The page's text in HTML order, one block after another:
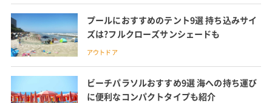
プールにおすすめのテント9選 持ち込みサイ
ズは?フルクローズサンシェードも
アウトドア
ビーチパラソルおすすめ9選 海への持ち運び
に便利なコンパクトタイプも紹介